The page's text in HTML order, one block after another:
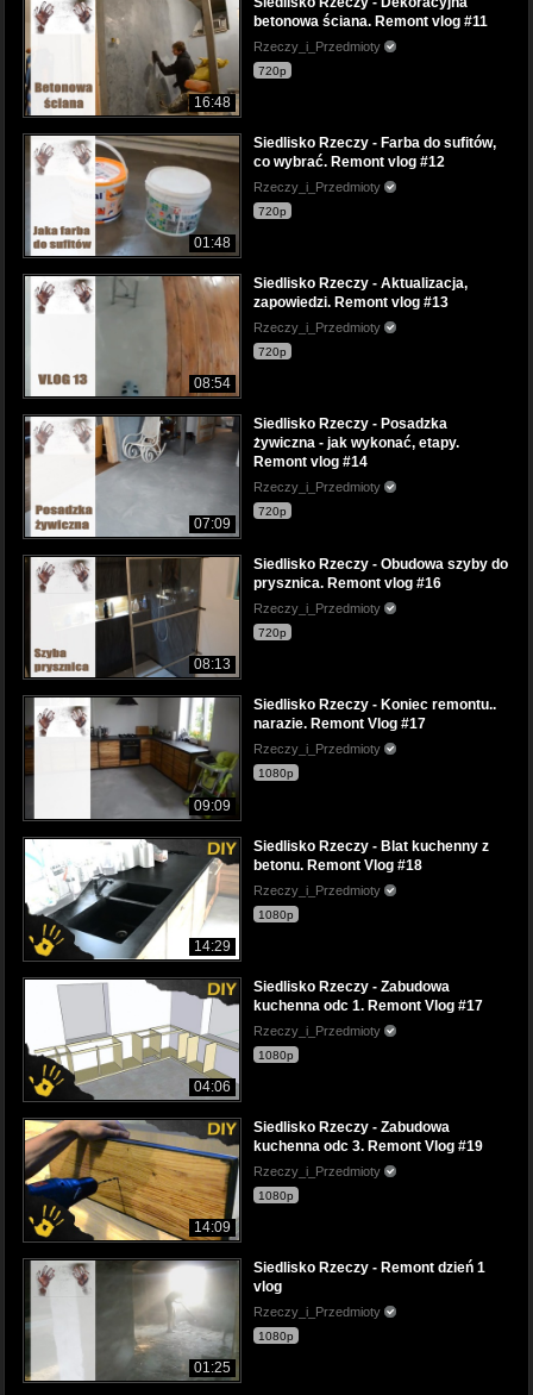
16:48
betonowa ściana. Remont vlog #11
Rzeczy_i_Przedmioty
720p
01:48
Siedlisko Rzeczy - Farba do sufitów,
co wybrać. Remont vlog #12
Rzeczy_i_Przedmioty
720p
08:54
Siedlisko Rzeczy - Aktualizacja,
zapowiedzi. Remont vlog #13
Rzeczy_i_Przedmioty
720p
07:09
Siedlisko Rzeczy - Posadzka
żywiczna - jak wykonać, etapy.
Remont vlog #14
Rzeczy_i_Przedmioty
720p
08:13
Siedlisko Rzeczy - Obudowa szyby do
prysznica. Remont vlog #16
Rzeczy_i_Przedmioty
720p
09:09
Siedlisko Rzeczy - Koniec remontu..
narazie. Remont Vlog #17
Rzeczy_i_Przedmioty
1080p
14:29
Siedlisko Rzeczy - Blat kuchenny z
betonu. Remont Vlog #18
Rzeczy_i_Przedmioty
1080p
04:06
Siedlisko Rzeczy - Zabudowa
kuchenna odc 1. Remont Vlog #17
Rzeczy_i_Przedmioty
1080p
14:09
Siedlisko Rzeczy - Zabudowa
kuchenna odc 3. Remont Vlog #19
Rzeczy_i_Przedmioty
1080p
01:25
Siedlisko Rzeczy - Remont dzień 1
vlog
Rzeczy_i_Przedmioty
1080p